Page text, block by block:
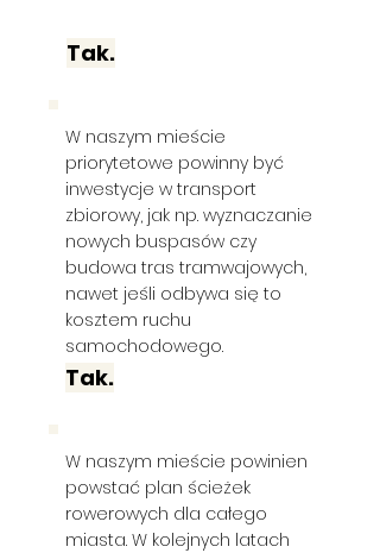
Tak.
W naszym mieście
priorytetowe powinny być
inwestycje w transport
zbiorowy, jak np. wyznaczanie
nowych buspasów czy
budowa tras tramwajowych,
nawet jeśli odbywa się to
kosztem ruchu
samochodowego.
Tak.
W naszym mieście powinien
powstać plan ścieżek
rowerowych dla całego
miasta. W kolejnych latach